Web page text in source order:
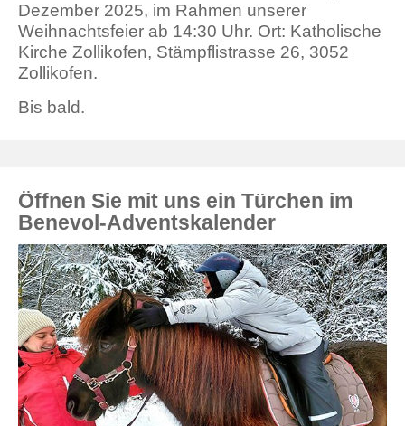
Dezember 2025, im Rahmen unserer
Weihnachtsfeier ab 14:30 Uhr. Ort: Katholische
Kirche Zollikofen, Stämpflistrasse 26, 3052
Zollikofen.
Bis bald.
Öffnen Sie mit uns ein Türchen im
Benevol-Adventskalender